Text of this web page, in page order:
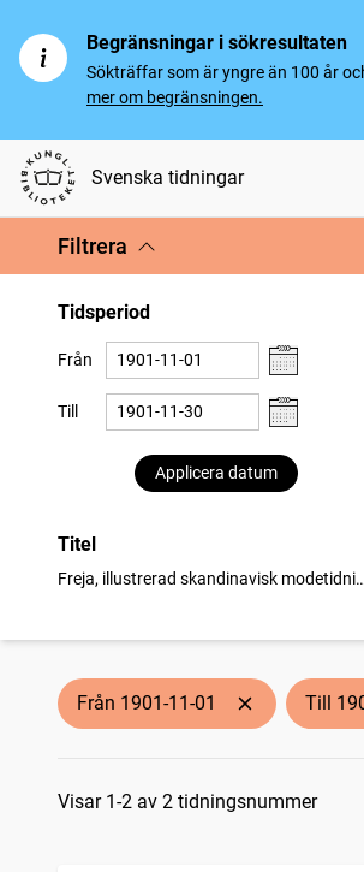
Begränsningar i sökresultaten
Sökträffar som är yngre än 100 år
mer om begränsningen.
Svenska tidningar
Filtrera
Tidsperiod
Från
Till
Applicera datum
Titel
Freja, illustrerad skandinavisk modetidning
träffar
Från 1901-11-01 Till
Sökresultat
Visar 1-2 av 2 tidningsnummer